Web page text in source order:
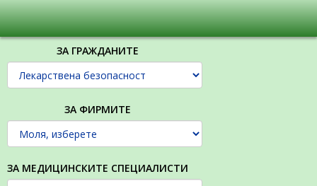
ЗА ГРАЖДАНИТЕ
ЗА ФИРМИТЕ
ЗА МЕДИЦИНСКИТЕ СПЕЦИАЛИСТИ